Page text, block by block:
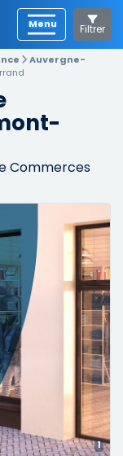
Filtrer
Auvergne-
Commerces
1